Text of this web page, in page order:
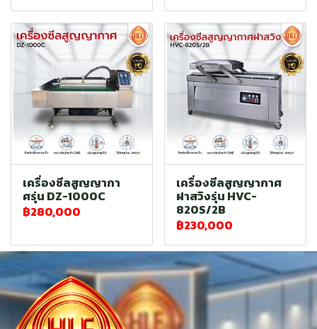
เครื่องซีลสูญญากา
ศรุ่น DZ-1000C
฿280,000
เครื่องซีลสูญญากาศ
ฝาสวิงรุ่น HVC-
820S/2B
฿230,000